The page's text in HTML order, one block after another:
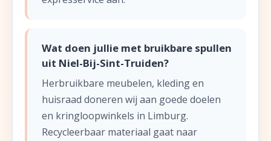
Wat doen jullie met bruikbare spullen
uit Niel-Bij-Sint-Truiden?
Herbruikbare meubelen, kleding en
huisraad doneren wij aan goede doelen
en kringloopwinkels in Limburg.
Recycleerbaar materiaal gaat naar